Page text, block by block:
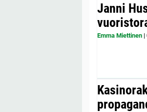
Janni
Emma Miettinen |